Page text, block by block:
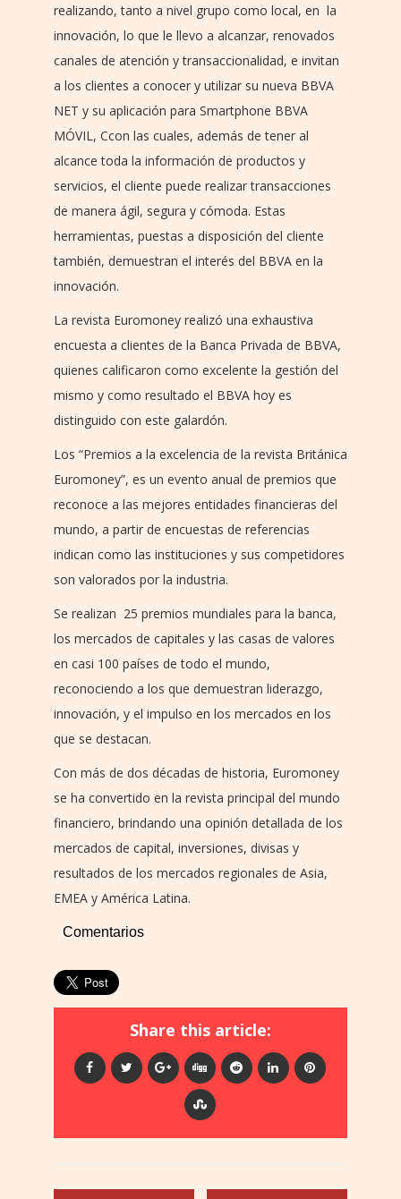
realizando, tanto a nivel grupo como local, en la
innovación, lo que le llevo a alcanzar, renovados
canales de atención y transaccionalidad, e invitan
a los clientes a conocer y utilizar su nueva BBVA
NET y su aplicación para Smartphone BBVA
MÓVIL, Ccon las cuales, además de tener al
alcance toda la información de productos y
servicios, el cliente puede realizar transacciones
de manera ágil, segura y cómoda. Estas
herramientas, puestas a disposición del cliente
también, demuestran el interés del BBVA en la
innovación.
La revista Euromoney realizó una exhaustiva
encuesta a clientes de la Banca Privada de BBVA,
quienes calificaron como excelente la gestión del
mismo y como resultado el BBVA hoy es
distinguido con este galardón.
Los “Premios a la excelencia de la revista Británica
Euromoney”, es un evento anual de premios que
reconoce a las mejores entidades financieras del
mundo, a partir de encuestas de referencias
indican como las instituciones y sus competidores
son valorados por la industria.
Se realizan 25 premios mundiales para la banca,
los mercados de capitales y las casas de valores
en casi 100 países de todo el mundo,
reconociendo a los que demuestran liderazgo,
innovación, y el impulso en los mercados en los
que se destacan.
Con más de dos décadas de historia, Euromoney
se ha convertido en la revista principal del mundo
financiero, brindando una opinión detallada de los
mercados de capital, inversiones, divisas y
resultados de los mercados regionales de Asia,
EMEA y América Latina.
Comentarios
Share this article: